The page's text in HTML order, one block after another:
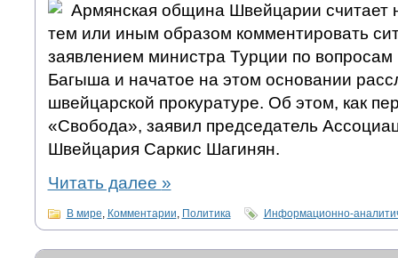
Армянская община Швейцарии считает
тем или иным образом комментировать
заявлением министра Турции по
Багыша и начатое на этом основании
швейцарской прокуратуре. Об этом, как
«Свобода», заявил председатель
Швейцария Саркис Шагинян.
Читать далее »
В мире, Комментарии, Политика Информационно-